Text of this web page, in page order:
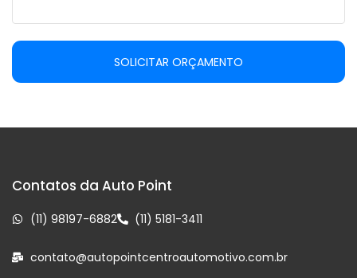
SOLICITAR ORÇAMENTO
Contatos da Auto Point
(11) 98197-6882 (11) 5181-3411
contato@autopointcentroautomotivo.com.br